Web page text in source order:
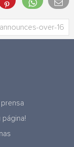
página!